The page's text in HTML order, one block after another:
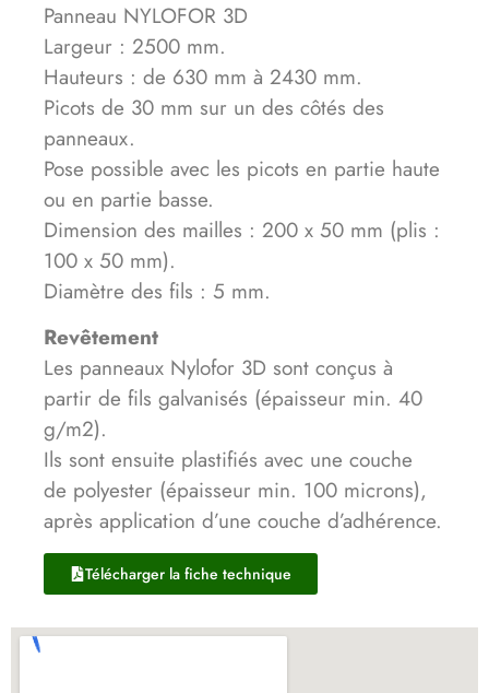
Panneau NYLOFOR 3D
Largeur : 2500 mm.
Hauteurs : de 630 mm à 2430 mm.
Picots de 30 mm sur un des côtés des
panneaux.
Pose possible avec les picots en partie haute
ou en partie basse.
Dimension des mailles : 200 x 50 mm (plis :
100 x 50 mm).
Diamètre des fils : 5 mm.
Revêtement
Les panneaux Nylofor 3D sont conçus à
partir de fils galvanisés (épaisseur min. 40
g/m2).
Ils sont ensuite plastifiés avec une couche
de polyester (épaisseur min. 100 microns),
après application d’une couche d’adhérence.
Télécharger la fiche technique